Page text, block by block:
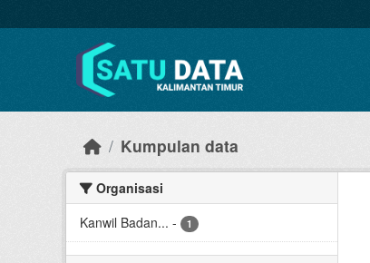
Kumpulan data
Organisasi
Kanwil Badan... - 1